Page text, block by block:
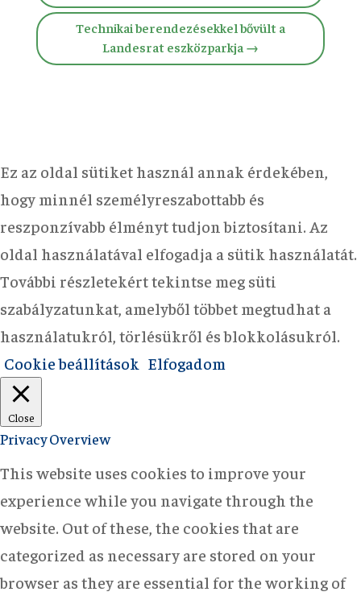
Technikai berendezésekkel bővült a
Landesrat eszközparkja→
Ez az oldal sütiket használ annak érdekében,
hogy minnél személyreszabottabb és
reszponzívabb élményt tudjon biztosítani. Az
oldal használatával elfogadja a sütik használatát.
További részletekért tekintse meg süti
szabályzatunkat, amelyből többet megtudhat a
használatukról, törlésükről és blokkolásukról.
Cookie beállítások Elfogadom
Close
Privacy Overview
This website uses cookies to improve your
experience while you navigate through the
website. Out of these, the cookies that are
categorized as necessary are stored on your
browser as they are essential for the working of